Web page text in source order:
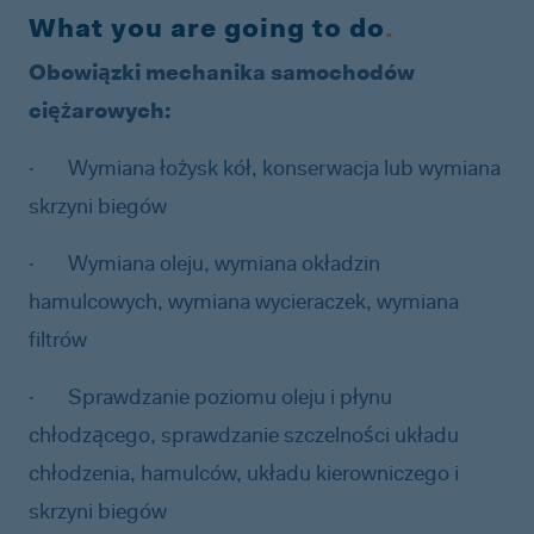
What you are going to do.
Obowiązki mechanika samochodów
ciężarowych:
·
Wymiana łożysk kół, konserwacja lub wymiana
skrzyni biegów
·
Wymiana oleju, wymiana okładzin
hamulcowych, wymiana wycieraczek, wymiana
filtrów
·
Sprawdzanie poziomu oleju i płynu
chłodzącego, sprawdzanie szczelności układu
chłodzenia, hamulców, układu kierowniczego i
skrzyni biegów